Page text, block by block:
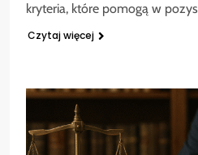
kryteria, które pomogą w
Czytaj więcej